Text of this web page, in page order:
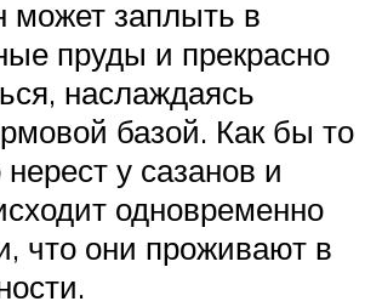
может заплыть в
пруды и прекрасно
наслаждаясь
базой. Как бы то
у сазанов и
одновременно
что они проживают в